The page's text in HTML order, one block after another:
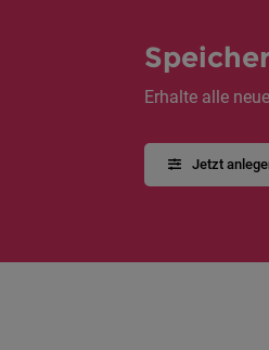
Erhalte alle
Jetzt